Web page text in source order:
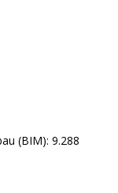
(BIM): 9.288